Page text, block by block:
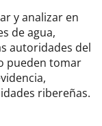
y analizar en
de agua,
autoridades del
pueden tomar
ribereñas.